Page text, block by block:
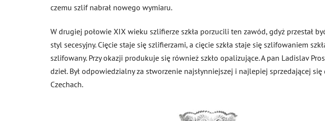
czemu szlif nabrał nowego wymiaru.
W drugiej połowie XIX wieku szlifierze szkła porzucili ten zawód, gdyż przestał
styl secesyjny. Cięcie staje się szlifierzami, a cięcie szkła staje się szlifowaniem
szlifowany. Przy okazji produkuje się również szkło opalizujące. A pan Ladislav
dzieł. Był odpowiedzialny za stworzenie najsłynniejszej i najlepiej sprzedającej
Czechach.